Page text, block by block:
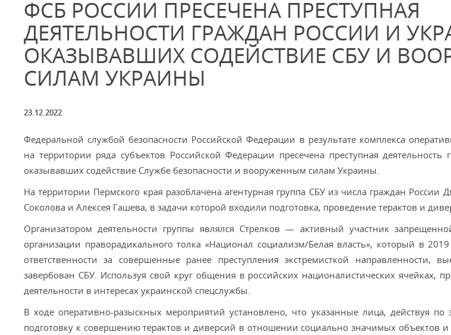
ФСБ РОССИИ ПРЕСЕЧЕНА ПРЕСТУПНАЯ
ДЕЯТЕЛЬНОСТИ ГРАЖДАН РОССИИ И
ОКАЗЫВАВШИХ СОДЕЙСТВИЕ СБУ И
СИЛАМ УКРАИНЫ
23.12.2022
Федеральной службой безопасности Российской Федерации в результате комплекса
на территории ряда субъектов Российской Федерации пресечена преступная
оказывавших содействие Службе безопасности и вооруженным силам Украины.
На территории Пермского края разоблачена агентурная группа СБУ из числа граждан России
Соколова и Алексея Гашева, в задачи которой входили подготовка, проведение терактов и
Организатором деятельности группы являлся Стрелков — активный участник
организации праворадикального толка «Национал социализм/Белая власть», который в
ответственности за совершенные ранее преступления экстремисткой направленности,
завербован СБУ. Используя свой круг общения в российских националистических ячейках,
деятельности в интересах украинской спецслужбы.
В ходе оперативно-разыскных мероприятий установлено, что указанные лица, действуя по
подготовку к совершению терактов и диверсий в отношении социально значимых объектов